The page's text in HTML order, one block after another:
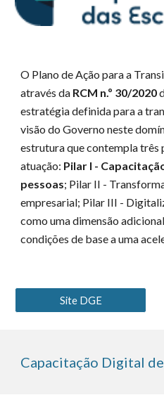
O Plano de Ação para a
através da RCM n.º 30/2020
estratégia definida para a
visão do Governo neste
estrutura que contempla três
atuação: Pilar I -
pessoas; Pilar II -
empresarial; Pilar III -
como uma dimensão
condições de base a uma
Site DGE
Capacitação Digital